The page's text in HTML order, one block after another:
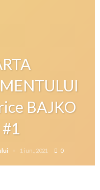
BAJKO
#1
1 iun., 2021 0